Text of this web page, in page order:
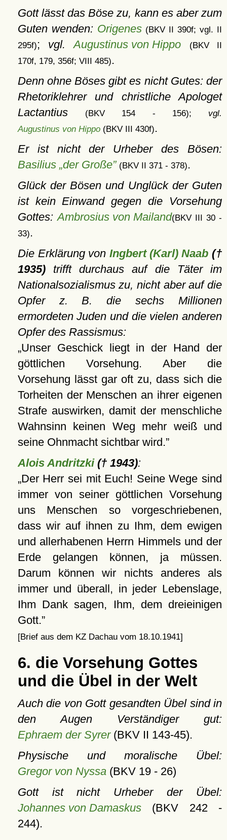
Gott lässt das Böse zu, kann es aber zum
Guten wenden: Origenes (BKV II 390f; vgl. II
295f); vgl.Augustinus von Hippo
(BKV II
170f, 179, 356f; VIII 485).
Denn ohne Böses gibt es nicht Gutes: der
Rhetoriklehrer und christliche Apologet
Lactantius
(BKV 154 - 156); vgl.
Augustinus von Hippo(BKV III 430f).
Er ist nicht der Urheber des Bösen:
Basilius „der Große” (BKV II 371 - 378).
Glück der Bösen und Unglück der Guten
ist kein Einwand gegen die Vorsehung
Gottes:Ambrosius von Mailand(BKV III 30 -
33).
Die Erklärung vonIngbert (Karl) Naab (†
1935)trifft durchaus auf die Täter im
Nationalsozialismus zu, nicht aber auf die
Opfer z. B. die sechs Millionen
ermordeten Juden und die vielen anderen
Opfer des Rassismus:
Unser Geschick liegt in der Hand der
göttlichen Vorsehung. Aber die
Vorsehung lässt gar oft zu, dass sich die
Torheiten der Menschen an ihrer eigenen
Strafe auswirken, damit der menschliche
Wahnsinn keinen Weg mehr weiß und
seine Ohnmacht sichtbar wird.
Alois Andritzki(† 1943):
Der Herr sei mit Euch! Seine Wege sind
immer von seiner göttlichen Vorsehung
uns Menschen so vorgeschriebenen,
dass wir auf ihnen zu Ihm, dem ewigen
und allerhabenen Herrn Himmels und der
Erde gelangen können, ja müssen.
Darum können wir nichts anderes als
immer und überall, in jeder Lebenslage,
Ihm Dank sagen, Ihm, dem dreieinigen
Gott.
[Brief aus dem KZ Dachau vom 18.10.1941]
6. die Vorsehung Gottes
und die Übel in der Welt
Auch die von Gott gesandten Übel sind in
den Augen Verständiger gut:
Ephraem der Syrer(BKV II 143-45).
Physische und moralische Übel:
Gregor von Nyssa(BKV 19 - 26)
Gott ist nicht Urheber der Übel:
Johannes von Damaskus(BKV 242 -
244).